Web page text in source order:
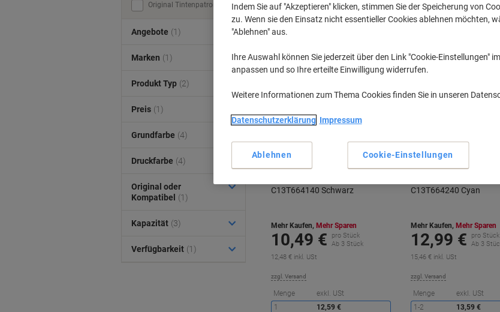
Inkl.
Geschenk
C13T664140 Schwarz
Mehr Kaufen, Mehr Sparen
10,49 €
pro Stück
Ab 3 Stück
12,48 € inkl. USt
zzgl. Versand
Menge exkl. USt
sparen
1
12,59 €
C13T664240 Cyan
Mehr Kaufen, Mehr Sparen
12,99 €
pro Stück
Ab 3
15,46 € inkl. USt
zzgl. Versand
Menge exkl. USt
1-2
13,59 €
Original Tintenpatronen (4)
Angebote (1)
Marken (1)
Produkt Typ (2)
Preis (1)
Grundfarbe (4)
Druckfarbe (4)
Original oder
Kompatibel
(1)
Kapazität (3)
Verfügbarkeit (1)
Indem Sie auf "Akzeptieren" klicken, stimmen Sie der Speicherung von
zu. Wenn sie den Einsatz nicht essentieller Cookies ablehnen möchten,
"Ablehnen" aus.
Ihre Auswahl können Sie jederzeit über den Link "Cookie-Einstellungen"
anpassen und so Ihre erteilte Einwilligung widerrufen.
Weitere Informationen zum Thema Cookies finden Sie in unseren
Datenschutzerklärung Impressum
Cookie-Einstellungen
Ablehnen